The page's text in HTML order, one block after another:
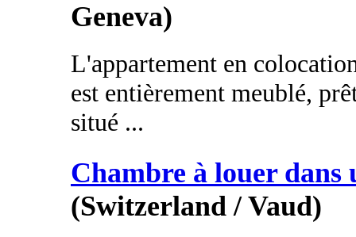
Geneva)
L'appartement en
est entièrement meublé,
situé ...
Chambre à louer dans
(Switzerland / Vaud)